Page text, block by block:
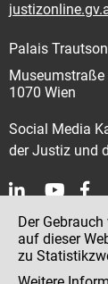
Palais Trautson
Museumstraße
1070 Wien
Social Media
der Justiz und
Kontakt
Impressum
Der
auf dieser
zu